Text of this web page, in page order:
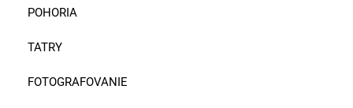
POHORIA
TATRY
FOTOGRAFOVANIE